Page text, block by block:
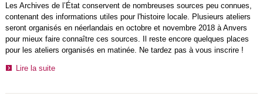
Les Archives de l’État conservent de nombreuses sources peu connues,
contenant des informations utiles pour l'histoire locale. Plusieurs ateliers
seront organisés en néerlandais en octobre et novembre 2018 à Anvers
pour mieux faire connaître ces sources. Il reste encore quelques places
pour les ateliers organisés en matinée. Ne tardez pas à vous inscrire !
Lire la suite